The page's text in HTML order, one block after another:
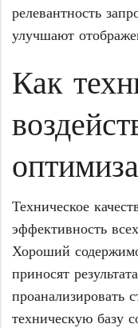
релевантность
улучшают
Как
Техническое
эффективность
Хороший
приносят
проанализировать
техническую базу